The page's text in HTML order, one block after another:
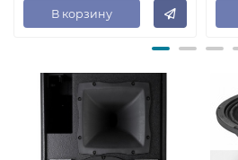
В корзину